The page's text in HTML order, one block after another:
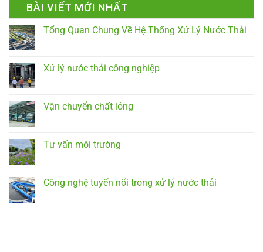
BÀI VIẾT MỚI NHẤT
Tổng Quan Chung Về Hệ Thống Xử Lý Nước Thải
Xử lý nước thải công nghiệp
Vận chuyển chất lỏng
Tư vấn môi trường
Công nghệ tuyển nổi trong xử lý nước thải